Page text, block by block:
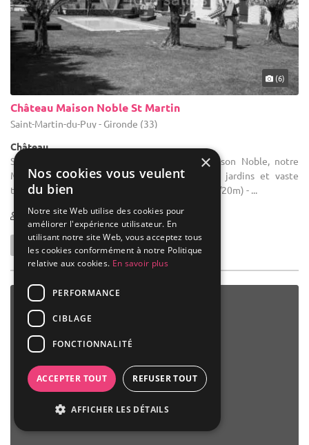
(6)
Château Maison Noble St Martin
Saint-Martin-du-Puy - Gironde (33)
Château
Salle des fêtes : La Véranda du Château Maison Noble, notre
Maison d'hôtes met votre disposition : - Ses jardins et vaste
terrasse - Sa piscine - Son chapîteau de 160m² (8/20m) - ...
1-180 16 max
×
Nos cookies vous veulent
du bien
Notre site Web utilise des cookies pour
améliorer l'expérience utilisateur. En
utilisant notre site Web, vous acceptez tous
les cookies conformément à notre Politique
relative aux cookies. En savoir plus
PERFORMANCE
CIBLAGE
FONCTIONNALITÉ
ACCEPTER TOUT REFUSER TOUT
AFFICHER LES DÉTAILS